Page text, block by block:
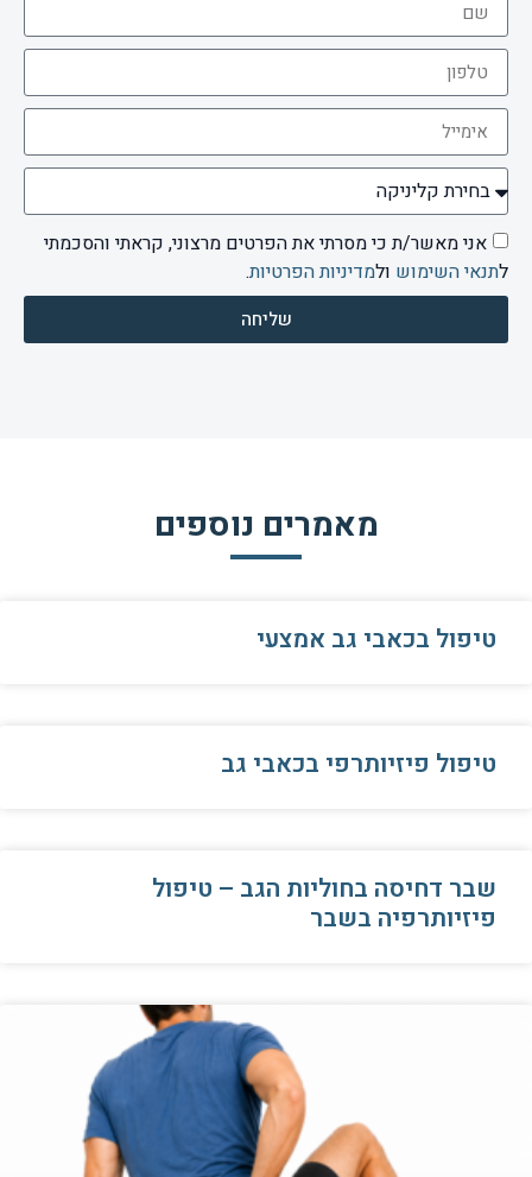
אני מאשר/ת כי מסרתי את הפרטים מרצוני, קראתי והסכמתי
לתנאי השימוש ולמדיניות הפרטיות.
שליחה
מאמרים נוספים
טיפול בכאבי גב אמצעי
טיפול פיזיותרפי בכאבי גב
שבר דחיסה בחוליות הגב – טיפול
פיזיותרפיה בשבר